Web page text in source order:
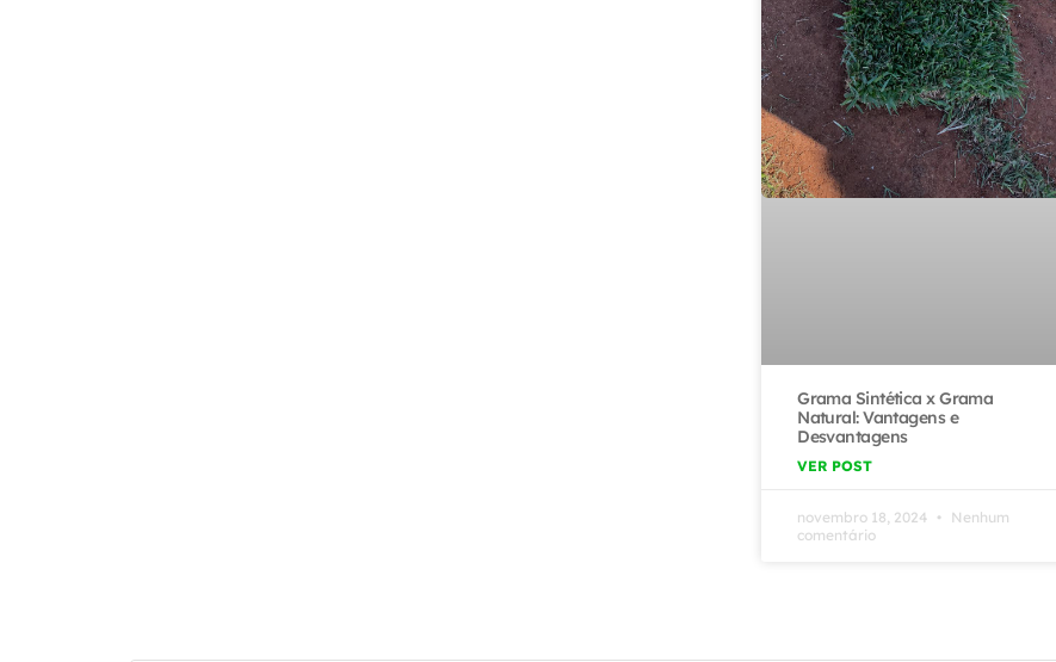
Grama Sintética x Grama
Natural: Vantagens e
Desvantagens
VER POST
novembro 18, 2024
Nenhum
comentário